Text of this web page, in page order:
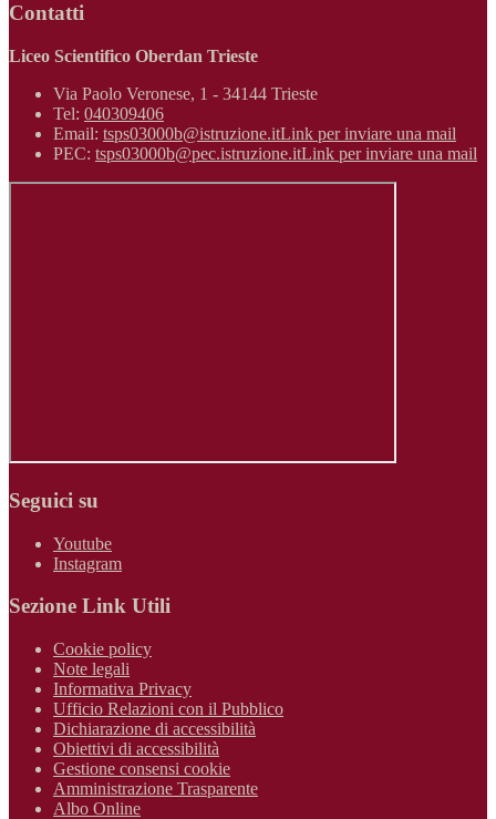
Contatti
Liceo Scientifico Oberdan Trieste
Via Paolo Veronese, 1 - 34144 Trieste
Tel: 040309406
Email: tsps03000b@istruzione.itLink per inviare una mail
PEC: tsps03000b@pec.istruzione.itLink per inviare una mail
Seguici su
Youtube
Instagram
Sezione Link Utili
Cookie policy
Note legali
Informativa Privacy
Ufficio Relazioni con il Pubblico
Dichiarazione di accessibilità
Obiettivi di accessibilità
Gestione consensi cookie
Amministrazione Trasparente
Albo Online